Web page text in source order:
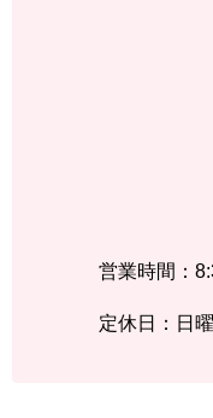
営業時間：
定休日：日